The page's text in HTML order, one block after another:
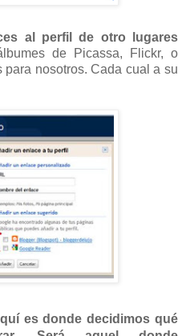
al perfil de otro lugares
de Picassa, Flickr, o
nosotros. Cada cual a su
es donde decidimos qué